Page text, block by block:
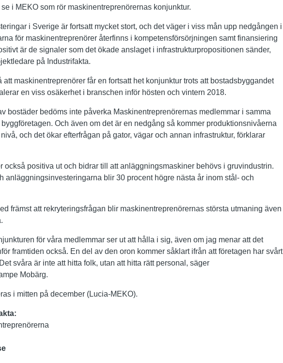
i MEKO som rör maskinentreprenörernas konjunktur.
i Sverige är fortsatt mycket stort, och det väger i viss mån upp nedgången i
för maskinentreprenörer återfinns i kompetensförsörjningen samt finansiering
är de signaler som det ökade anslaget i infrastrukturpropositionen sänder,
på Industrifakta.
att maskinentreprenörer får en fortsatt het konjunktur trots att bostadsbyggandet
en viss osäkerhet i branschen inför hösten och vintern 2018.
bostäder bedöms inte påverka Maskinentreprenörernas medlemmar i samma
Och även om det är en nedgång så kommer produktionsnivåerna
och det ökar efterfrågan på gator, vägar och annan infrastruktur, förklarar
också positiva ut och bidrar till att anläggningsmaskiner behövs i gruvindustrin.
anläggningsinvesteringarna blir 30 procent högre nästa år inom stål- och
främst att rekryteringsfrågan blir maskinentreprenörernas största utmaning även
för våra medlemmar ser ut att hålla i sig, även om jag menar att det
framtiden också. En del av den oron kommer såklart ifrån att företagen har svårt
svåra är inte att hitta folk, utan att hitta rätt personal, säger
Mobärg.
i mitten på december (Lucia-MEKO).